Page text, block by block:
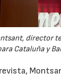
director
Cataluña y